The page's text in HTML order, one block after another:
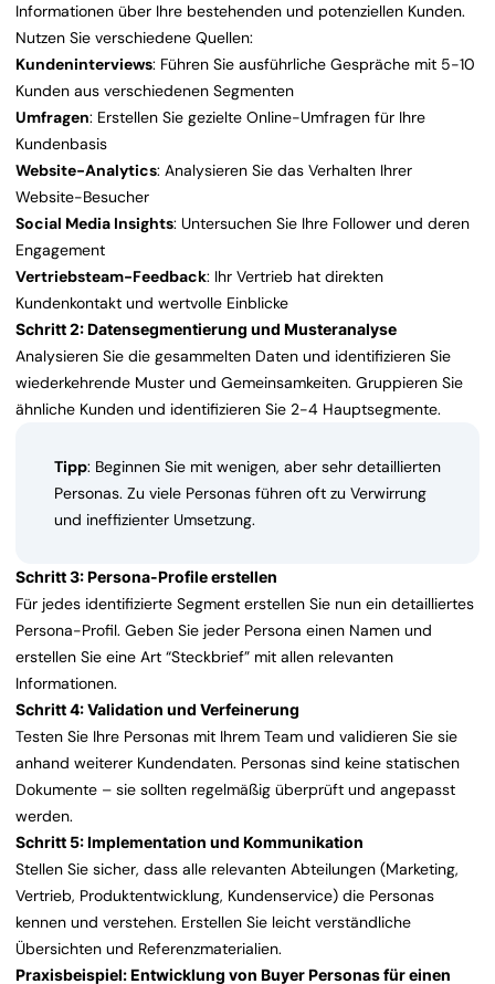
Informationen über Ihre bestehenden und potenziellen Kunden.
Nutzen Sie verschiedene Quellen:
Kundeninterviews: Führen Sie ausführliche Gespräche mit 5-10
Kunden aus verschiedenen Segmenten
Umfragen: Erstellen Sie gezielte Online-Umfragen für Ihre
Kundenbasis
Website-Analytics: Analysieren Sie das Verhalten Ihrer
Website-Besucher
Social Media Insights: Untersuchen Sie Ihre Follower und deren
Engagement
Vertriebsteam-Feedback: Ihr Vertrieb hat direkten
Kundenkontakt und wertvolle Einblicke
Schritt 2: Datensegmentierung und Musteranalyse
Analysieren Sie die gesammelten Daten und identifizieren Sie
wiederkehrende Muster und Gemeinsamkeiten. Gruppieren Sie
ähnliche Kunden und identifizieren Sie 2-4 Hauptsegmente.
Tipp: Beginnen Sie mit wenigen, aber sehr detaillierten
Personas. Zu viele Personas führen oft zu Verwirrung
und ineffizienter Umsetzung.
Schritt 3: Persona-Profile erstellen
Für jedes identifizierte Segment erstellen Sie nun ein detailliertes
Persona-Profil. Geben Sie jeder Persona einen Namen und
erstellen Sie eine Art “Steckbrief” mit allen relevanten
Informationen.
Schritt 4: Validation und Verfeinerung
Testen Sie Ihre Personas mit Ihrem Team und validieren Sie sie
anhand weiterer Kundendaten. Personas sind keine statischen
Dokumente – sie sollten regelmäßig überprüft und angepasst
werden.
Schritt 5: Implementation und Kommunikation
Stellen Sie sicher, dass alle relevanten Abteilungen (Marketing,
Vertrieb, Produktentwicklung, Kundenservice) die Personas
kennen und verstehen. Erstellen Sie leicht verständliche
Übersichten und Referenzmaterialien.
Praxisbeispiel: Entwicklung von Buyer Personas für einen